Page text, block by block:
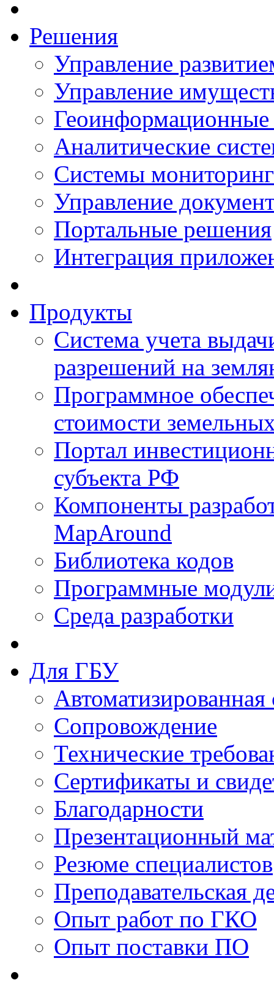
Решения
Управление
Управление
Аналитические
Системы
Управление
Портальные решения
Интеграция
Продукты
Система учета
разрешений на
Программное
стоимости
Портал
субъекта РФ
Компоненты
MapAround
Библиотека кодов
Программные
Среда разработки
Для ГБУ
Сопровождение
Технические
Сертификаты и
Благодарности
Презентационный
Резюме специалистов
Преподавательская
Опыт работ по ГКО
Опыт поставки ПО